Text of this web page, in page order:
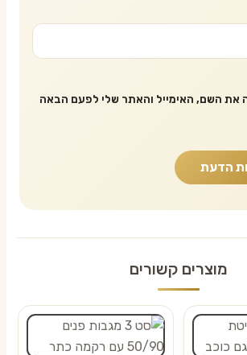
את השם, האימייל והאתר שלי לפעם הבאה
מוצרים קשורים
למוצר
זה